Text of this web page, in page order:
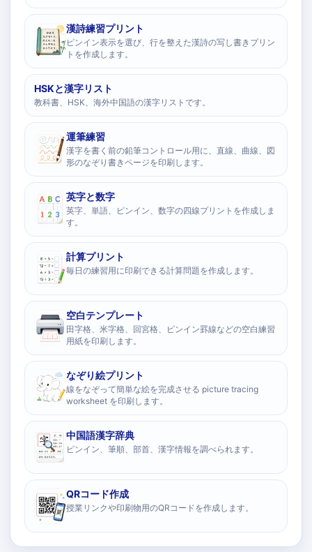
漢詩練習プリント
ピンイン表示を選び、行を整えた漢詩の写し書きプリン
トを作成します。
HSKと漢字リスト
教科書、HSK、海外中国語の漢字リストです。
運筆練習
漢字を書く前の鉛筆コントロール用に、直線、曲線、図
形のなぞり書きページを印刷します。
英字と数字
英字、単語、ピンイン、数字の四線プリントを作成しま
す。
計算プリント
毎日の練習用に印刷できる計算問題を作成します。
空白テンプレート
田字格、米字格、回宮格、ピンイン罫線などの空白練習
用紙を印刷します。
なぞり絵プリント
線をなぞって簡単な絵を完成させる picture tracing
worksheet を印刷します。
中国語漢字辞典
ピンイン、筆順、部首、漢字情報を調べられます。
QRコード作成
授業リンクや印刷物用のQRコードを作成します。